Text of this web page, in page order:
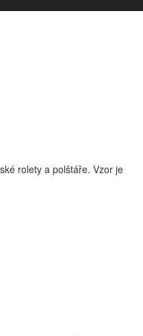
rolety a polštáře. Vzor je